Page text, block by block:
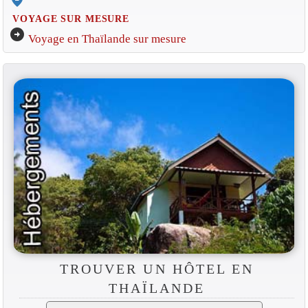
VOYAGE SUR MESURE
arrow_circle_right Voyage en Thaïlande sur mesure
TROUVER UN HÔTEL EN
THAÏLANDE